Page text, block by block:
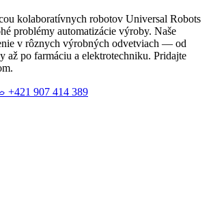
kolaboratívnych robotov Universal Robots
problémy automatizácie výroby. Naše
v rôznych výrobných odvetviach — od
až po farmáciu a elektrotechniku. Pridajte
+421 907 414 389